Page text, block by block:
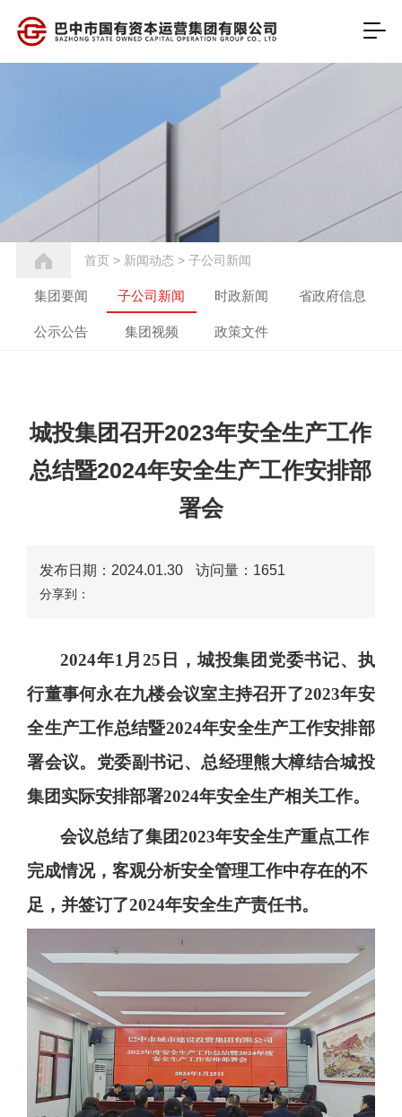
首页> 新闻动态 > 子公司新闻
集团要闻 子公司新闻 时政新闻 省政府信息
公示公告 集团视频 政策文件
城投集团召开2023年安全生产工作
总结暨2024年安全生产工作安排部
署会
发布日期：2024.01.30 访问量： 1651
分享到：
2024年1 月 25 日，城投集团党委书记、执
行董事何永在九楼会议室主持召开了2023年安
全生产工作总结暨2024年安全生产工作安排部
署会议。党委副书记、总经理熊大樟结合城投
集团实际安排部署2024年安全生产相关工作。
会议总结了集团2023年安全生产重点工作
完成情况，客观分析安全管理工作中存在的不
足，并签订了2024年安全生产责任书。